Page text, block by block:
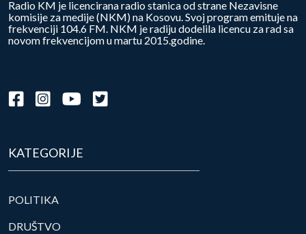
Radio KM je licencirana radio stanica od strane Nezavisne
komisije za medije (NKM) na Kosovu. Svoj program emituje na
frekvenciji 104.6 FM. NKM je radiju dodelila licencu za rad sa
novom frekvencijom u martu 2015.godine.
KATEGORIJE
POLITIKA
DRUŠTVO